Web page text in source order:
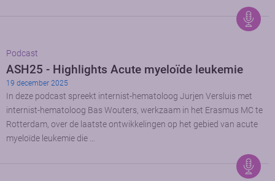
Podcast
ASH25 - Highlights Acute myeloïde leukemie
19 december 2025
In deze podcast spreekt internist-hematoloog Jurjen Versluis met
internist-hematoloog Bas Wouters, werkzaam in het Erasmus MC te
Rotterdam, over de laatste ontwikkelingen op het gebied van acute
myeloïde leukemie die …